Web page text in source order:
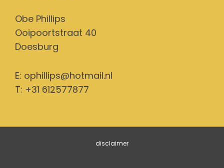
Obe Phillips
Ooipoortstraat 40
Doesburg
E: ophillips@hotmail.nl
T: +31 612577877
disclaimer